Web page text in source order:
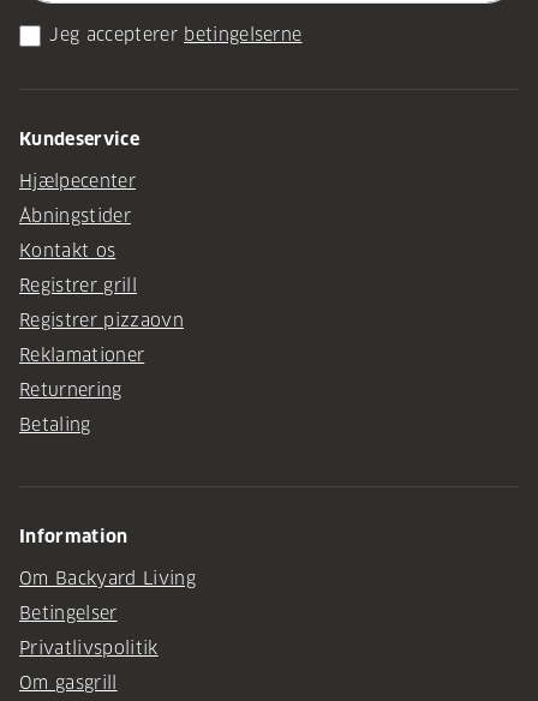
Jeg accepterer betingelserne
Kundeservice
Hjælpecenter
Åbningstider
Kontakt os
Registrer grill
Registrer pizzaovn
Reklamationer
Returnering
Betaling
Information
Om Backyard Living
Betingelser
Privatlivspolitik
Om gasgrill